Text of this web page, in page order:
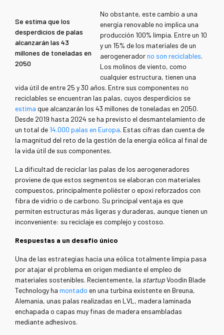
Se estima que los
desperdicios de palas
alcanzarán las 43
millones de toneladas en
2050
No obstante, este cambio a una
energía renovable no implica una
producción 100% limpia. Entre un 10
y un 15% de los materiales de un
aerogenerador no son reciclables.
Los molinos de viento, como
cualquier estructura, tienen una
vida útil de entre 25 y 30 años. Entre sus componentes no
reciclables se encuentran las palas, cuyos desperdicios se
estima que alcanzarán los 43 millones de toneladas en 2050.
Desde 2019 hasta 2024 se ha previsto el desmantelamiento de
un total de 14.000 palas en Europa. Estas cifras dan cuenta de
la magnitud del reto de la gestión de la energía eólica al final de
la vida útil de sus componentes.
La dificultad de reciclar las palas de los aerogeneradores
proviene de que estos segmentos se elaboran con materiales
compuestos, principalmente poliéster o epoxi reforzados con
fibra de vidrio o de carbono. Su principal ventaja es que
permiten estructuras más ligeras y duraderas, aunque tienen un
inconveniente: su reciclaje es complejo y costoso.
Respuestas a un desafío único
Una de las estrategias hacia una eólica totalmente limpia pasa
por atajar el problema en origen mediante el empleo de
materiales sostenibles. Recientemente, la startupVoodin Blade
Technology ha montado en una turbina existente en Breuna,
Alemania, unas palas realizadas en LVL, madera laminada
enchapada o capas muy finas de madera ensambladas
mediante adhesivos.